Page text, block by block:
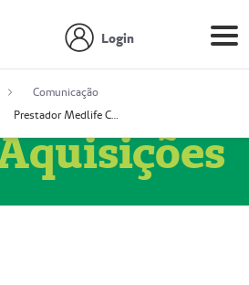
Login
Comunicação
Prestador Medlife Consultas e Diagnósticos (51004334-2)